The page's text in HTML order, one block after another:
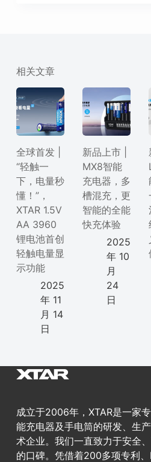
相关文章
全球首发 |
“轻触一
下，电量秒
懂！”，
XTAR 1.5V
AA 3960
锂电池首创
轻触电量显
示功能
2025
年 11
月 14
日
新品上市 |
MX8智能
充电器，多
槽混充，更
智能的全能
快充体验
2025
年 10
月
24
日
成立于2006年，XTAR是一家
能充电器及手电筒的研发、生
术企业。我们一直致力于安全
的口碑。凭借着200多项专利